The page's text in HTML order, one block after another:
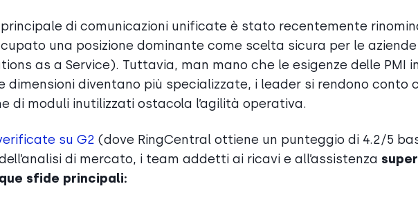
di comunicazioni unificate è stato recentemente
una posizione dominante come scelta sicura per le
as a Service). Tuttavia, man mano che le esigenze delle PMI
dimensioni diventano più specializzate, i leader si rendono conto
di moduli inutilizzati ostacola l’agilità operativa.
su G2 (dove RingCentral ottiene un punteggio di 4.2/5
di mercato, i team addetti ai ricavi e all’assistenza
sfide principali: